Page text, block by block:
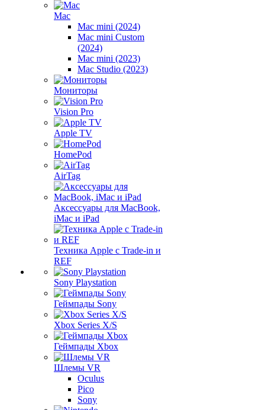
Mac
Mac mini (2024)
Mac mini Custom
(2024)
Mac mini (2023)
Mac Studio (2023)
Мониторы
Vision Pro
Apple TV
HomePod
AirTag
Аксессуары для MacBook,
iMac и iPad
Техника Apple с Trade-in и
REF
Sony Playstation
Геймпады Sony
Xbox Series X/S
Геймпады Xbox
Шлемы VR
Oculus
Pico
Sony